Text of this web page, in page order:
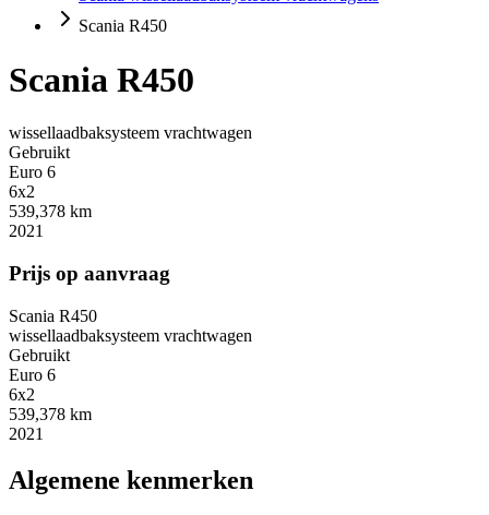
Scania R450
Scania R450
wissellaadbaksysteem vrachtwagen
Gebruikt
Euro 6
6x2
539,378 km
2021
Prijs op aanvraag
Scania R450
wissellaadbaksysteem vrachtwagen
Gebruikt
Euro 6
6x2
539,378 km
2021
Algemene kenmerken